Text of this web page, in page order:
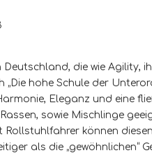
Deutschland, die wie
hohe Schule der
Eleganz und eine
sowie Mischlinge
Rollstuhlfahrer können
als die „gewöhnlichen“